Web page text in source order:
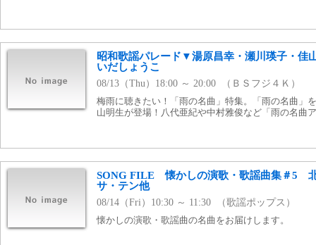
昭和歌謡パレード▼湯原昌幸・瀬川瑛子・佳
いだしょうこ
08/13（Thu）18:00 ～ 20:00 （ＢＳフジ４Ｋ）
梅雨に聴きたい！「雨の名曲」特集。「雨の名曲」
山明生が登場！八代亜紀や中村雅俊など「雨の名曲
SONG FILE 懐かしの演歌・歌謡曲集＃5
サ・テン他
08/14（Fri）10:30 ～ 11:30 （歌謡ポップス）
懐かしの演歌・歌謡曲の名曲をお届けします。